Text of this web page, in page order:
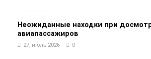
Неожиданные находки при
авиапассажиров
27, июль 2026 0